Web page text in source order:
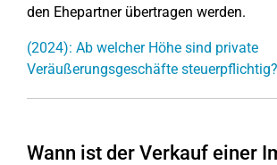
den Ehepartner übertragen werden.
(2024): Ab welcher Höhe sind private
Veräußerungsgeschäfte steuerpflichtig?
Wann ist der Verkauf einer